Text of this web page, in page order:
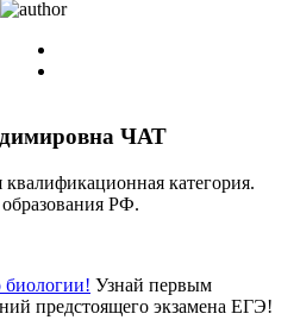
ЧАТ
категория.
РФ.
Узнай первым
предстоящего экзамена ЕГЭ!